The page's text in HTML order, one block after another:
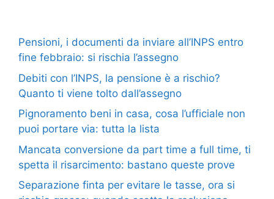
Pensioni, i documenti da inviare all’INPS entro
fine febbraio: si rischia l’assegno
Debiti con l’INPS, la pensione è a rischio?
Quanto ti viene tolto dall’assegno
Pignoramento beni in casa, cosa l’ufficiale non
puoi portare via: tutta la lista
Mancata conversione da part time a full time, ti
spetta il risarcimento: bastano queste prove
Separazione finta per evitare le tasse, ora si